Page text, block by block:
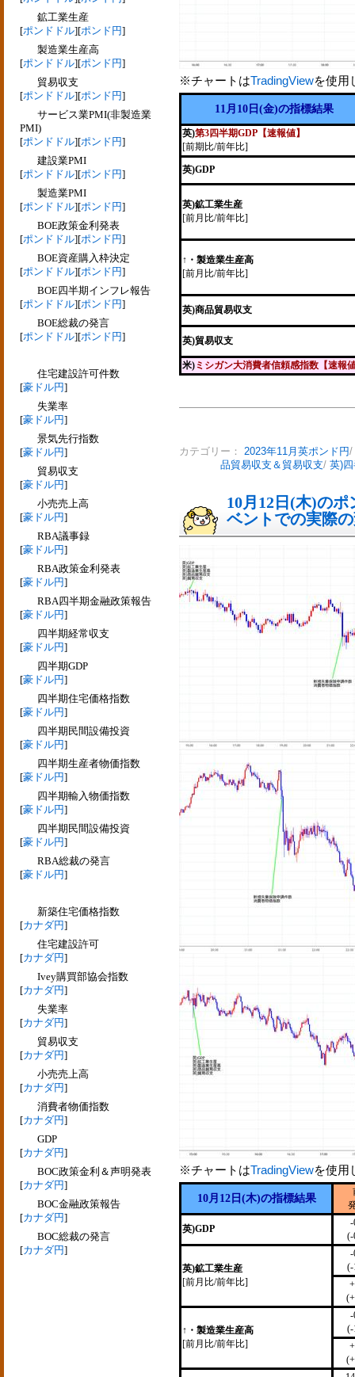
鉱工業生産
[ポンドドル][ポンド円]
製造業生産高
[ポンドドル][ポンド円]
貿易収支
[ポンドドル][ポンド円]
サービス業PMI(非製造業
PMI)
[ポンドドル][ポンド円]
建設業PMI
[ポンドドル][ポンド円]
製造業PMI
[ポンドドル][ポンド円]
BOE政策金利発表
[ポンドドル][ポンド円]
BOE資産購入枠決定
[ポンドドル][ポンド円]
BOE四半期インフレ報告
[ポンドドル][ポンド円]
BOE総裁の発言
[ポンドドル][ポンド円]
住宅建設許可件数
[豪ドル円]
失業率
[豪ドル円]
景気先行指数
[豪ドル円]
貿易収支
[豪ドル円]
小売売上高
[豪ドル円]
RBA議事録
[豪ドル円]
RBA政策金利発表
[豪ドル円]
RBA四半期金融政策報告
[豪ドル円]
四半期経常収支
[豪ドル円]
四半期GDP
[豪ドル円]
四半期住宅価格指数
[豪ドル円]
四半期民間設備投資
[豪ドル円]
四半期生産者物価指数
[豪ドル円]
四半期輸入物価指数
[豪ドル円]
四半期民間設備投資
[豪ドル円]
RBA総裁の発言
[豪ドル円]
新築住宅価格指数
[カナダ円]
住宅建設許可
[カナダ円]
Ivey購買部協会指数
[カナダ円]
失業率
[カナダ円]
貿易収支
[カナダ円]
小売売上高
[カナダ円]
消費者物価指数
[カナダ円]
GDP
[カナダ円]
BOC政策金利＆声明発表
[カナダ円]
BOC金融政策報告
[カナダ円]
BOC総裁の発言
[カナダ円]
※チャートはTradingViewを使用
11月10日(金)の指標結果
英)第3四半期GDP【速報値】
[前期比/前年比]
英)GDP
英)鉱工業生産
[前月比/前年比]
↑・製造業生産高
[前月比/前年比]
英)商品貿易収支
英)貿易収支
米) ミシガン大消費者信頼感指数【速報
カテゴリー： 2023年11月英ポンド円/
品貿易収支＆貿易収支/ 英)
10月12日(木)の
ベントでの実際
※チャートはTradingViewを使用
10月12日(木)の指標結果
英)GDP
-
(-
英)鉱工業生産
[前月比/前年比]
-
(-
↑・製造業生産高
[前月比/前年比]
-
(-